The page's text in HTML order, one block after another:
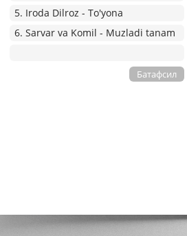
5. Iroda Dilroz - To'yona
6. Sarvar va Komil - Muzladi tanam
Батафсил